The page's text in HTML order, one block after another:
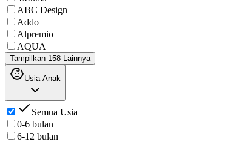
ABC Design
Addo
Alpremio
AQUA
Tampilkan 158 Lainnya
Usia Anak
Semua Usia
0-6 bulan
6-12 bulan